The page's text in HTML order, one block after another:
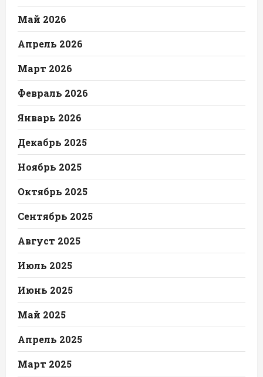
Май 2026
Апрель 2026
Март 2026
Февраль 2026
Январь 2026
Декабрь 2025
Ноябрь 2025
Октябрь 2025
Сентябрь 2025
Август 2025
Июль 2025
Июнь 2025
Май 2025
Апрель 2025
Март 2025